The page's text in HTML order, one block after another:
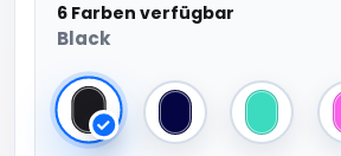
6 Farben verfügbar
Black
Black French NavyMint Green